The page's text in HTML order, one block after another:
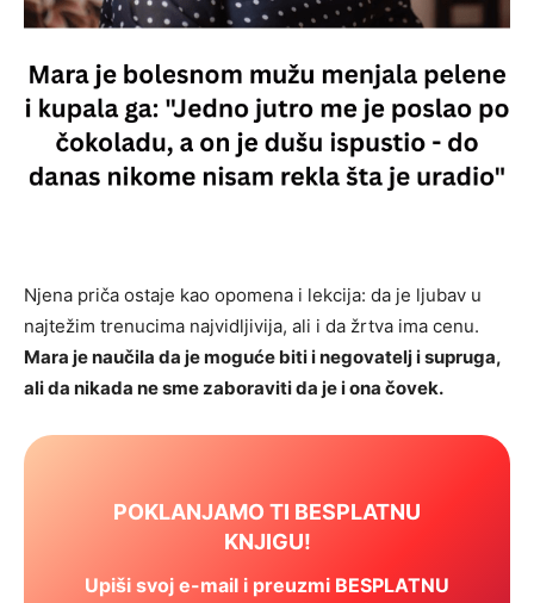
Njena priča ostaje kao opomena i lekcija: da je ljubav u
najtežim trenucima najvidljivija, ali i da žrtva ima cenu.
Mara je naučila da je moguće biti i negovatelj i supruga,
ali da nikada ne sme zaboraviti da je i ona čovek.
POKLANJAMO TI BESPLATNU
KNJIGU!
Upiši svoj e-mail i preuzmi BESPLATNU